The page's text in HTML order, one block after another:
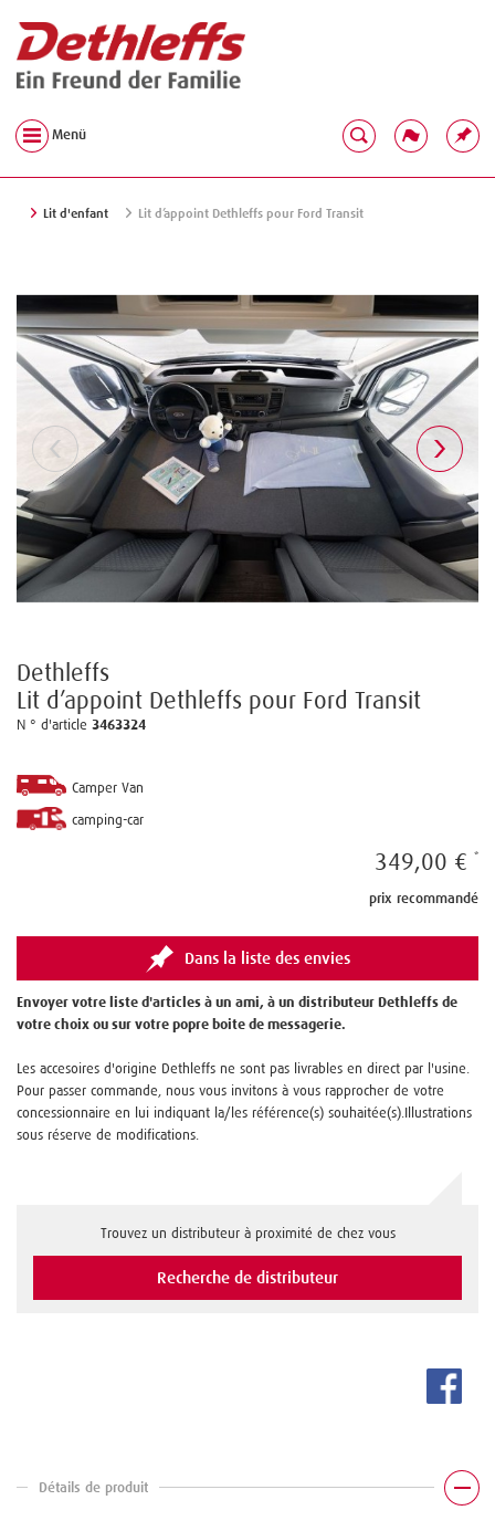
Menü
Lit d'enfant Lit d’appoint Dethleffs pour Ford Transit
Dethleffs
Lit d’appoint Dethleffs pour Ford Transit
N ° d'article 3463324
Camper Van
camping-car
349,00 €
prix recommandé
Dans la liste des envies
Envoyer votre liste d'articles à un ami, à un distributeur Dethleffs de
votre choix ou sur votre popre boite de messagerie.
Les accesoires d'origine Dethleffs ne sont pas livrables en direct par l'usine.
Pour passer commande, nous vous invitons à vous rapprocher de votre
concessionnaire en lui indiquant la/les référence(s) souhaitée(s).Illustrations
sous réserve de modifications.
Trouvez un distributeur à proximité de chez vous
Recherche de distributeur
Détails de produit